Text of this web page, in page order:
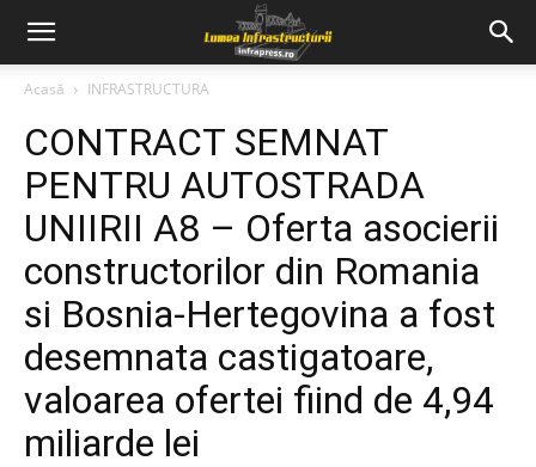
Acasă INFRASTRUCTURA
CONTRACT SEMNAT
PENTRU AUTOSTRADA
UNIIRII A8 – Oferta asocierii
constructorilor din Romania
si Bosnia-Hertegovina a fost
desemnata castigatoare,
valoarea ofertei fiind de 4,94
miliarde lei